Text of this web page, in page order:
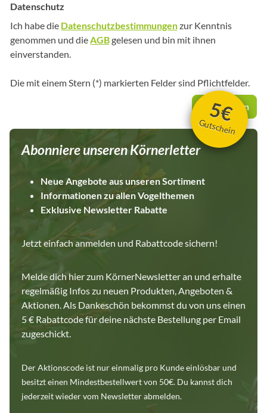
Datenschutz
Ich habe die Datenschutzbestimmungenzur Kenntnis
genommen und dieAGBgelesen und bin mit ihnen
einverstanden.
Die mit einem Stern (*) markierten Felder sind Pflichtfelder.
Abschicken
5€
Gutschein
Abonniere unseren Körnerletter
Neue Angebote aus unseren Sortiment
Informationen zu allen Vogelthemen
Exklusive Newsletter Rabatte
Jetzt einfach anmelden und Rabattcode sichern!
Melde dich hier zum KörnerNewsletter an und erhalte
regelmäßig Infos zu neuen Produkten, Angeboten &
Aktionen. Als Dankeschön bekommst du von uns einen
5 € Rabattcode für deine nächste Bestellung per Email
zugeschickt.
Der Aktionscode ist nur einmalig pro Kunde einlösbar und
besitzt einen Mindestbestellwert von 50€. Du kannst dich
jederzeit wieder vom Newsletter abmelden.